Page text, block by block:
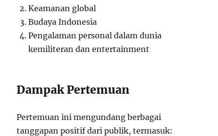
Keamanan global
Budaya Indonesia
Pengalaman personal dalam dunia
kemiliteran dan entertainment
Dampak Pertemuan
Pertemuan ini mengundang berbagai
tanggapan positif dari publik, termasuk: